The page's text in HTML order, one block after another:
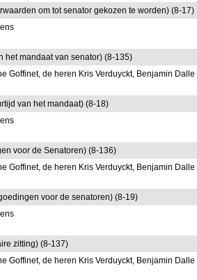
om tot senator gekozen te worden) (8-17)
het mandaat van senator) (8-135)
Goffinet, de heren Kris Verduyckt, Benjamin
van het mandaat) (8-18)
voor de Senatoren) (8-136)
Goffinet, de heren Kris Verduyckt, Benjamin
voor de senatoren) (8-19)
zitting) (8-137)
Goffinet, de heren Kris Verduyckt, Benjamin